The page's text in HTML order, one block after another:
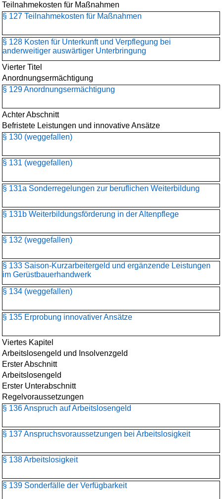
Teilnahmekosten für Maßnahmen
§ 127 Teilnahmekosten für Maßnahmen
§ 128 Kosten für Unterkunft und Verpflegung bei
anderweitiger auswärtiger Unterbringung
Vierter Titel
Anordnungsermächtigung
§ 129 Anordnungsermächtigung
Achter Abschnitt
Befristete Leistungen und innovative Ansätze
§ 130 (weggefallen)
§ 131 (weggefallen)
§ 131a Sonderregelungen zur beruflichen Weiterbildung
§ 131b Weiterbildungsförderung in der Altenpflege
§ 132 (weggefallen)
§ 133 Saison-Kurzarbeitergeld und ergänzende Leistungen
im Gerüstbauerhandwerk
§ 134 (weggefallen)
§ 135 Erprobung innovativer Ansätze
Viertes Kapitel
Arbeitslosengeld und Insolvenzgeld
Erster Abschnitt
Arbeitslosengeld
Erster Unterabschnitt
Regelvoraussetzungen
§ 136 Anspruch auf Arbeitslosengeld
§ 137 Anspruchsvoraussetzungen bei Arbeitslosigkeit
§ 138 Arbeitslosigkeit
§ 139 Sonderfälle der Verfügbarkeit